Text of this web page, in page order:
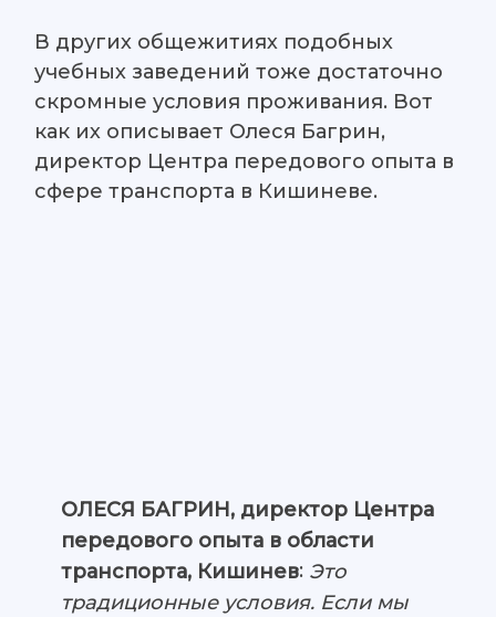
В других общежитиях подобных
учебных заведений тоже достаточно
скромные условия проживания. Вот
как их описывает Олеся Багрин,
директор Центра передового опыта в
сфере транспорта в Кишиневе.
ОЛЕСЯ БАГРИН, директор Центра
передового опыта в области
транспорта, Кишинев: Это
традиционные условия. Если мы